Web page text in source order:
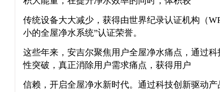
传统设备大大减少，获得由世界纪录认证机构（
小的全屋净水系统”认证荣誉。
这些年来，安吉尔聚焦用户全屋净水痛点，通过
性突破，真正消除用户需求痛点，获得用户
信赖，开启全屋净水新时代。通过科技创新驱动